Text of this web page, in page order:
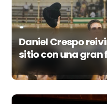
Daniel Crespo
sitio con una gran
orejas